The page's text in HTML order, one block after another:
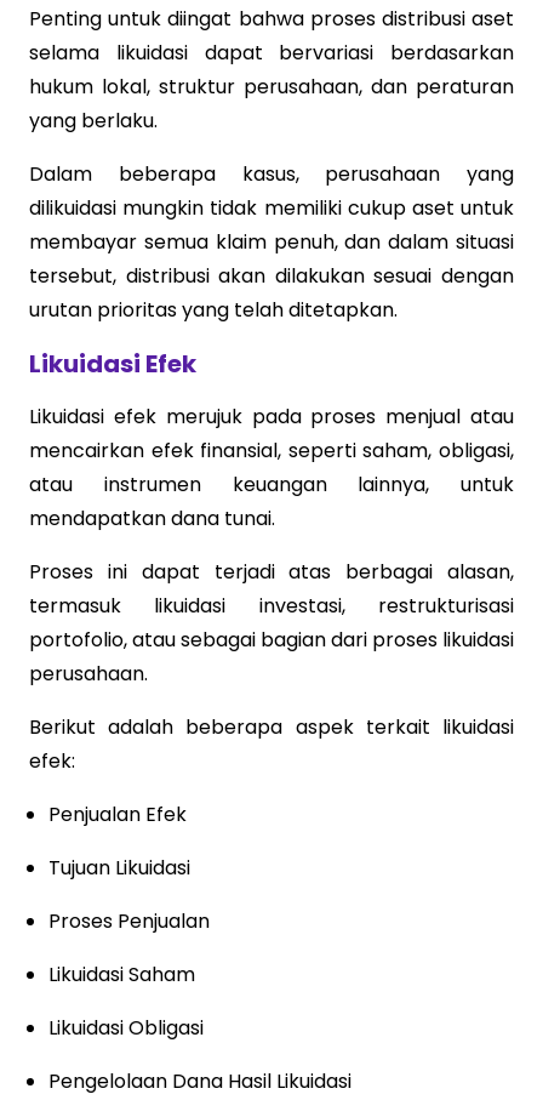
Penting untuk diingat bahwa proses distribusi aset
selama likuidasi dapat bervariasi berdasarkan
hukum lokal, struktur perusahaan, dan peraturan
yang berlaku.
Dalam beberapa kasus, perusahaan yang
dilikuidasi mungkin tidak memiliki cukup aset untuk
membayar semua klaim penuh, dan dalam situasi
tersebut, distribusi akan dilakukan sesuai dengan
urutan prioritas yang telah ditetapkan.
Likuidasi Efek
Likuidasi efek merujuk pada proses menjual atau
mencairkan efek finansial, seperti saham, obligasi,
atau instrumen keuangan lainnya, untuk
mendapatkan dana tunai.
Proses ini dapat terjadi atas berbagai alasan,
termasuk likuidasi investasi, restrukturisasi
portofolio, atau sebagai bagian dari proses likuidasi
perusahaan.
Berikut adalah beberapa aspek terkait likuidasi
efek:
Penjualan Efek
Tujuan Likuidasi
Proses Penjualan
Likuidasi Saham
Likuidasi Obligasi
Pengelolaan Dana Hasil Likuidasi